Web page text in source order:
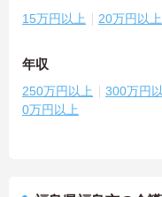
15万円以上 20万円以上
年収
250万円以上 300万円
0万円以上